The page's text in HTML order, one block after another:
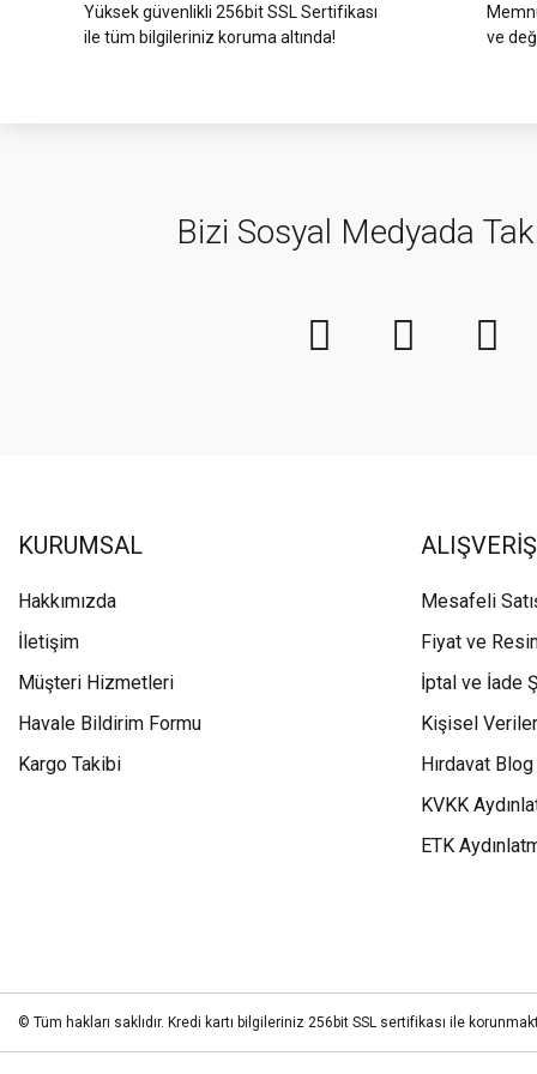
Yüksek güvenlikli 256bit SSL Sertifikası
ile tüm bilgileriniz koruma altında!
ve
Bizi Sosyal Medyada
KURUMSAL
Hakkımızda
İletişim
Müşteri Hizmetleri
Havale Bildirim Formu
Kargo Takibi
ALIŞVERİŞ
Mesafeli
Fiyat ve
İptal ve İade
Kişisel
Hırdavat Blog
KVKK
ETK
© Tüm hakları saklıdır. Kredi kartı bilgileriniz 256bit SSL sertifikası ile